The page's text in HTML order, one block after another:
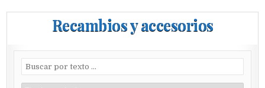
Recambios y accesorios